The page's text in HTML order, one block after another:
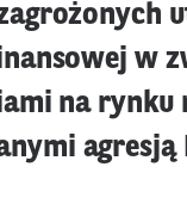
w
na rynku
agresją